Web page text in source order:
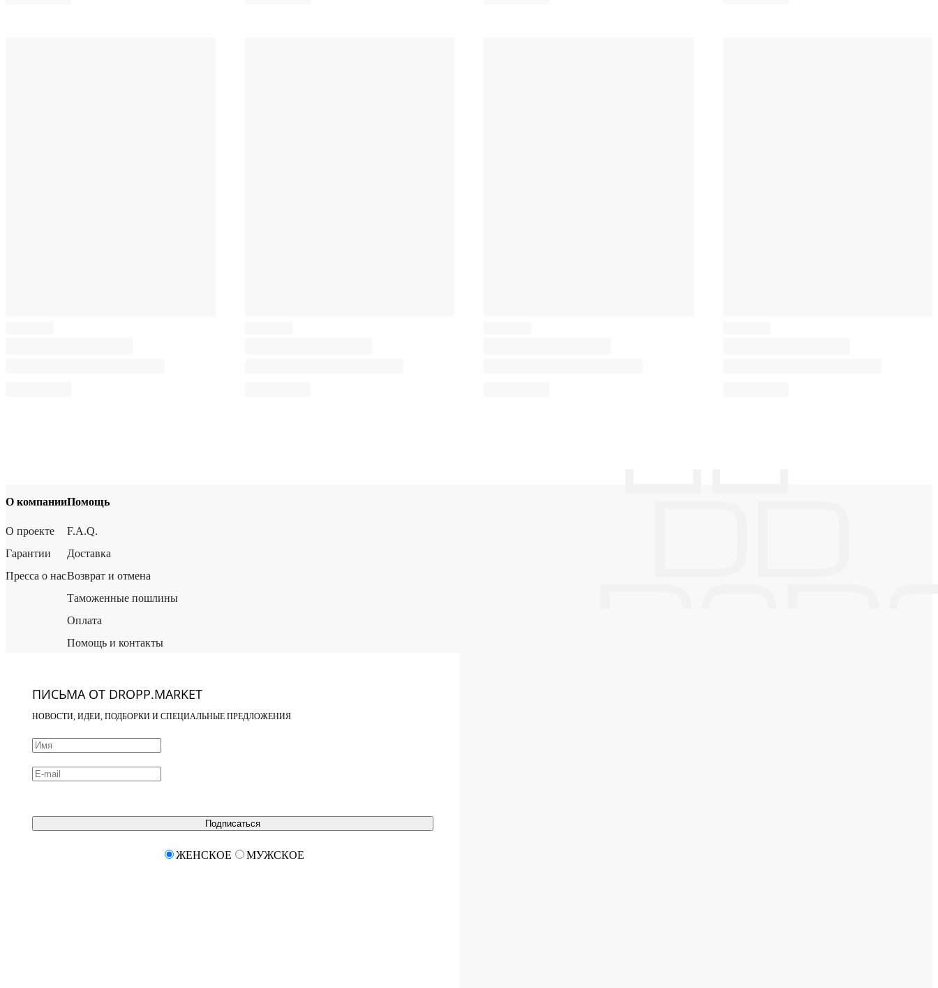
О компании
О проекте
Гарантии
Пресса о нас
Помощь
F.A.Q.
Доставка
Возврат и отмена
Таможенные пошлины
Оплата
Помощь и контакты
ПИСЬМА ОТ DROPP.MARKET
НОВОСТИ, ИДЕИ, ПОДБОРКИ И СПЕЦИАЛЬНЫЕ ПРЕДЛОЖЕНИЯ
Подписаться
ЖЕНСКОЕ МУЖСКОЕ